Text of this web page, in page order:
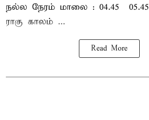
நல்ல நேரம் மாலை : 04.45 – 05.45
ராகு காலம் ...
Read More